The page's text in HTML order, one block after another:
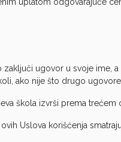
ugovor u svoje ime,
ako nije što drugo
škola izvrši prema
Uslova korišćenja